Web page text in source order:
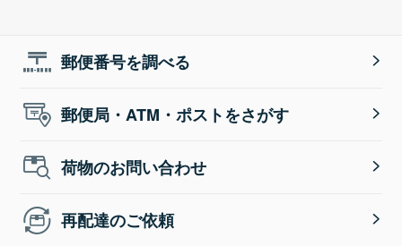
郵便番号を調べる
郵便局・ATM・ポストをさがす
荷物のお問い合わせ
再配達のご依頼